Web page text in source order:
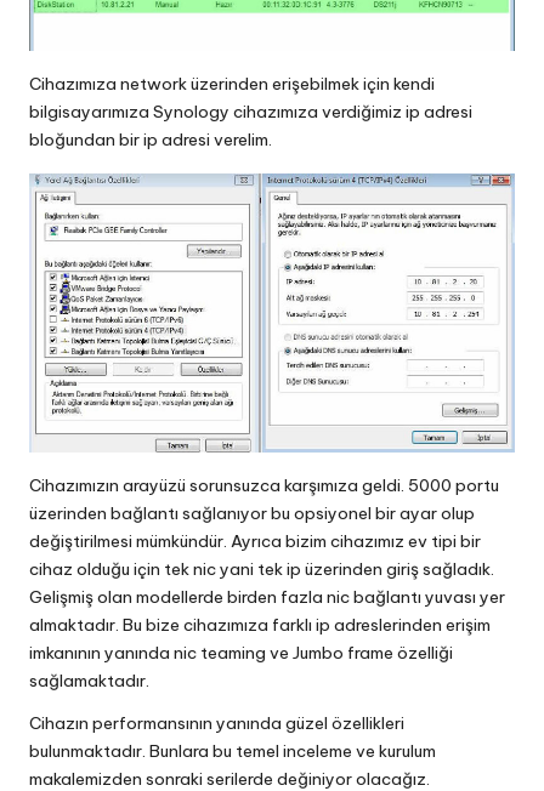
Cihazımıza network üzerinden erişebilmek için kendi
bilgisayarımıza Synology cihazımıza verdiğimiz ip adresi
bloğundan bir ip adresi verelim.
Cihazımızın arayüzü sorunsuzca karşımıza geldi. 5000 portu
üzerinden bağlantı sağlanıyor bu opsiyonel bir ayar olup
değiştirilmesi mümkündür. Ayrıca bizim cihazımız ev tipi bir
cihaz olduğu için tek nic yani tek ip üzerinden giriş sağladık.
Gelişmiş olan modellerde birden fazla nic bağlantı yuvası yer
almaktadır. Bu bize cihazımıza farklı ip adreslerinden erişim
imkanının yanında nic teaming ve Jumbo frame özelliği
sağlamaktadır.
Cihazın performansının yanında güzel özellikleri
bulunmaktadır. Bunlara bu temel inceleme ve kurulum
makalemizden sonraki serilerde değiniyor olacağız.